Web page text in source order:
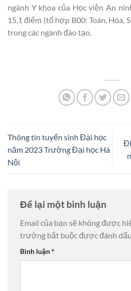
ngành Y khoa của Học viện An
15,1 điểm (tổ hợp B00: Toán, Hóa,
trong các ngành đào tạo.
Thông tin tuyển sinh Đại học
năm 2023 Trường Đại học Hà
Nội
Để lại một bình luận
Email của bạn sẽ không được
trường bắt buộc được đánh dấu
Bình luận*